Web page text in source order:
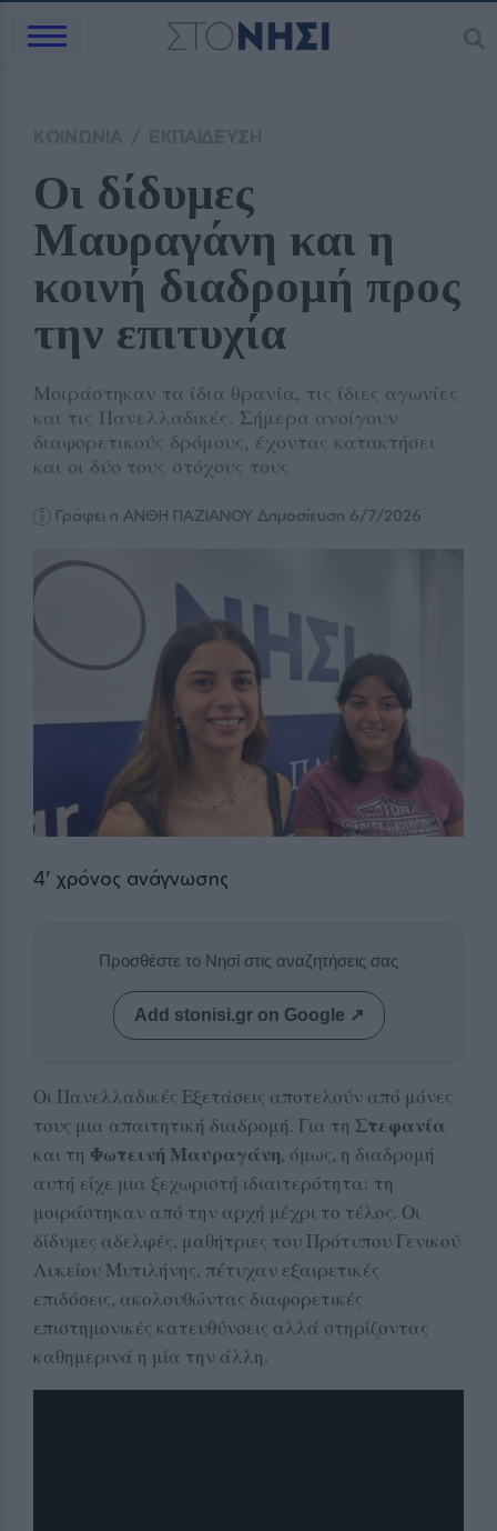
Οι δίδυμες
Μαυραγάνη και η
κοινή διαδρομή προς
την επιτυχία
Μοιράστηκαν τα ίδια θρανία, τις ίδιες αγωνίες
και τις Πανελλαδικές. Σήμερα ανοίγουν
διαφορετικούς δρόμους, έχοντας κατακτήσει
και οι δύο τους στόχους τους
Γράφει η ΑΝΘΗ ΠΑΖΙΑΝΟΥ Δημοσίευση 6/7/2026
4' χρόνος ανάγνωσης
Προσθέστε το Νησί στις αναζητήσεις σας
Add stonisi.gr on Google ↗
Οι Πανελλαδικές Εξετάσεις αποτελούν από μόνες
τους μια απαιτητική διαδρομή. Για τη Στεφανία
και τη Φωτεινή Μαυραγάνη, όμως, η διαδρομή
αυτή είχε μια ξεχωριστή ιδιαιτερότητα: τη
μοιράστηκαν από την αρχή μέχρι το τέλος. Οι
δίδυμες αδελφές, μαθήτριες του Πρότυπου Γενικού
Λυκείου Μυτιλήνης, πέτυχαν εξαιρετικές
επιδόσεις, ακολουθώντας διαφορετικές
επιστημονικές κατευθύνσεις αλλά στηρίζοντας
καθημερινά η μία την άλλη.